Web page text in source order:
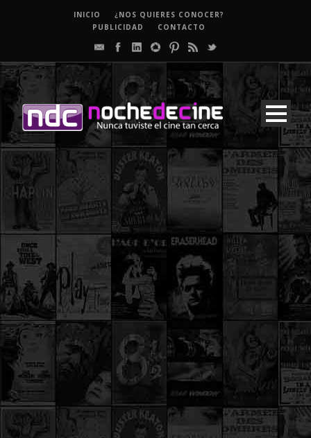
INICIO
¿NOS QUIERES CONOCER?
PUBLICIDAD
CONTACTO